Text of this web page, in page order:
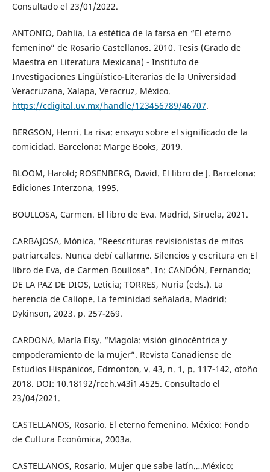
Consultado el 23/01/2022.
ANTONIO, Dahlia. La estética de la farsa en “El eterno
femenino” de Rosario Castellanos. 2010. Tesis (Grado de
Maestra en Literatura Mexicana) - Instituto de
Investigaciones Lingüístico-Literarias de la Universidad
Veracruzana, Xalapa, Veracruz, México.
https://cdigital.uv.mx/handle/123456789/46707.
BERGSON, Henri. La risa: ensayo sobre el significado de la
comicidad. Barcelona: Marge Books, 2019.
BLOOM, Harold; ROSENBERG, David. El libro de J. Barcelona:
Ediciones Interzona, 1995.
BOULLOSA, Carmen. El libro de Eva. Madrid, Siruela, 2021.
CARBAJOSA, Mónica. “Reescrituras revisionistas de mitos
patriarcales. Nunca debí callarme. Silencios y escritura en El
libro de Eva, de Carmen Boullosa”. In: CANDÓN, Fernando;
DE LA PAZ DE DIOS, Leticia; TORRES, Nuria (eds.). La
herencia de Calíope. La feminidad señalada. Madrid:
Dykinson, 2023. p. 257-269.
CARDONA, María Elsy. “Magola: visión ginocéntrica y
empoderamiento de la mujer”. Revista Canadiense de
Estudios Hispánicos, Edmonton, v. 43, n. 1, p. 117-142, otoño
2018. DOI: 10.18192/rceh.v43i1.4525. Consultado el
23/04/2021.
CASTELLANOS, Rosario. El eterno femenino. México: Fondo
de Cultura Económica, 2003a.
CASTELLANOS, Rosario. Mujer que sabe latín….México: